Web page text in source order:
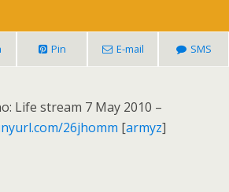
Pin E-mail SMS
Life stream 7 May 2010 –
26jhomm [armyz]